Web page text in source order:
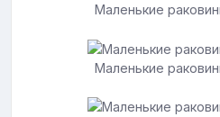
Маленькие
Маленькие